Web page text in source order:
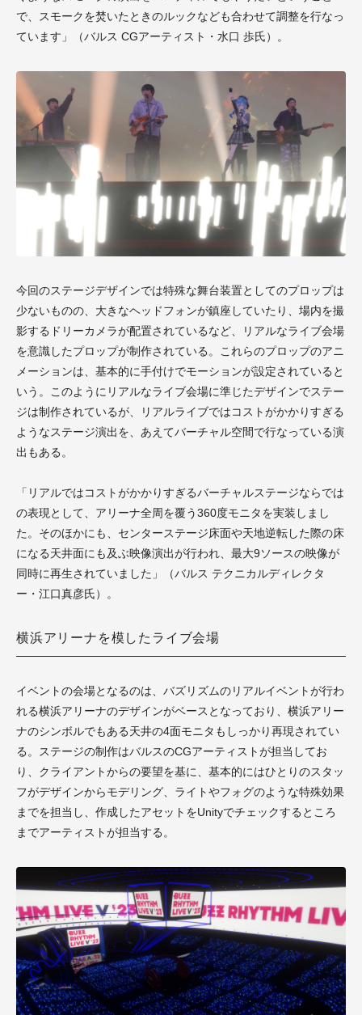
で、スモークを焚いたときのルックなども合わせて調整を行なっ
ています」（バルス CGアーティスト・水口 歩氏）。
今回のステージデザインでは特殊な舞台装置としてのプロップは
少ないものの、大きなヘッドフォンが鎮座していたり、場内を撮
影するドリーカメラが配置されているなど、リアルなライブ会場
を意識したプロップが制作されている。これらのプロップのアニ
メーションは、基本的に手付けでモーションが設定されていると
いう。このようにリアルなライブ会場に準じたデザインでステー
ジは制作されているが、リアルライブではコストがかかりすぎる
ようなステージ演出を、あえてバーチャル空間で行なっている演
出もある。
「リアルではコストがかかりすぎるバーチャルステージならでは
の表現として、アリーナ全周を覆う360度モニタを実装しまし
た。そのほかにも、センターステージ床面や天地逆転した際の床
になる天井面にも及ぶ映像演出が行われ、最大9ソースの映像が
同時に再生されていました」（バルス テクニカルディレクタ
ー・江口真彦氏）。
横浜アリーナを模したライブ会場
イベントの会場となるのは、バズリズムのリアルイベントが行わ
れる横浜アリーナのデザインがベースとなっており、横浜アリー
ナのシンボルでもある天井の4面モニタもしっかり再現されてい
る。ステージの制作はバルスのCGアーティストが担当してお
り、クライアントからの要望を基に、基本的にはひとりのスタッ
フがデザインからモデリング、ライトやフォグのような特殊効果
までを担当し、作成したアセットをUnityでチェックするところ
までアーティストが担当する。